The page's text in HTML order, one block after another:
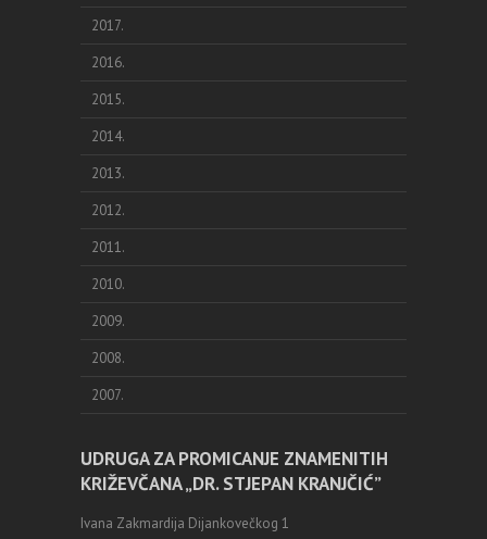
2017.
2016.
2015.
2014.
2013.
2012.
2011.
2010.
2009.
2008.
2007.
UDRUGA ZA PROMICANJE ZNAMENITIH
KRIŽEVČANA „DR. STJEPAN KRANJČIĆ”
Ivana Zakmardija Dijankovečkog 1